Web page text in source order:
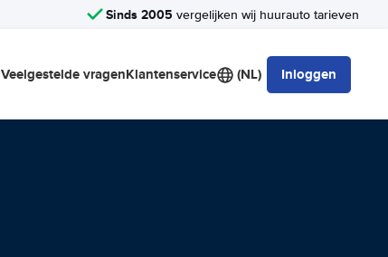
Sinds 2005 vergelijken wij huurauto tarieven
Veelgestelde vragenKlantenservice (NL) Inloggen